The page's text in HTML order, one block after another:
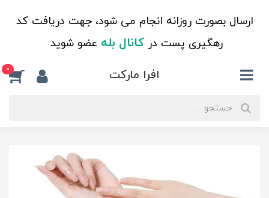
ارسال بصورت روزانه انجام می شود، جهت دریافت کد
رهگیری پست درکانال بله عضو شوید
افرا مارکت 0